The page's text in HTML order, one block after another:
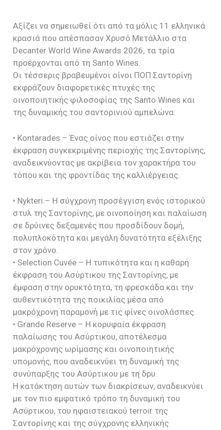
Αξίζει να σημειωθεί ότι από τα μόλις 11 ελληνικά
κρασιά που απέσπασαν Χρυσό Μετάλλιο στα
Decanter World Wine Awards 2026, τα τρία
προέρχονται από τη Santo Wines.
Οι τέσσερις βραβευμένοι οίνοι ΠΟΠ Σαντορίνη
εκφράζουν διαφορετικές πτυχές της
οινοποιητικής φιλοσοφίας της Santo Wines και
της δυναμικής του σαντορινιού αμπελώνα:
• Kontarades – Ένας οίνος που εστιάζει στην
έκφραση συγκεκριμένης περιοχής της Σαντορίνης,
αναδεικνύοντας με ακρίβεια τον χαρακτήρα του
τόπου και της φροντίδας της καλλιέργειας.
• Nykteri – Η σύγχρονη προσέγγιση ενός ιστορικού
στυλ της Σαντορίνης, με οινοποίηση και παλαίωση
σε δρύινες δεξαμενές που προσδίδουν δομή,
πολυπλοκότητα και μεγάλη δυνατότητα εξέλιξης
στον χρόνο.
• Selection Cuvée – Η τυπικότητα και η καθαρή
έκφραση του Ασύρτικου της Σαντορίνης, με
έμφαση στην ορυκτότητα, τη φρεσκάδα και την
αυθεντικότητα της ποικιλίας μέσα από
μακρόχρονη παραμονή με τις φίνες οινολάσπες.
• Grande Reserve – Η κορυφαία έκφραση
παλαίωσης του Ασύρτικου, αποτέλεσμα
μακρόχρονης ωρίμασης και οινοποιητικής
υπομονής, που αναδεικνύει τη δυναμική της
συνύπαρξης του Ασύρτικου με τη δρυ.
Η κατάκτηση αυτών των διακρίσεων, αναδεικνύει
με τον πιο εμφατικό τρόπο τη δυναμική του
Ασύρτικου, του ηφαιστειακού terroir της
Σαντορίνης και της σύγχρονης ελληνικής